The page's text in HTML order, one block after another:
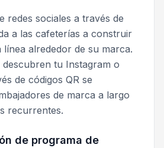
redes sociales a través de
a las cafeterías a construir
línea alrededor de su marca.
descubren tu Instagram o
de códigos QR se
de marca a largo
recurrentes.
de programa de